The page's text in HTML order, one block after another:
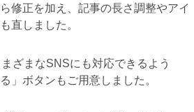
修正を加え、記事の長さ調整やアイ
直しました。
ざまなSNSにも対応できるよう
」ボタンもご用意しました。